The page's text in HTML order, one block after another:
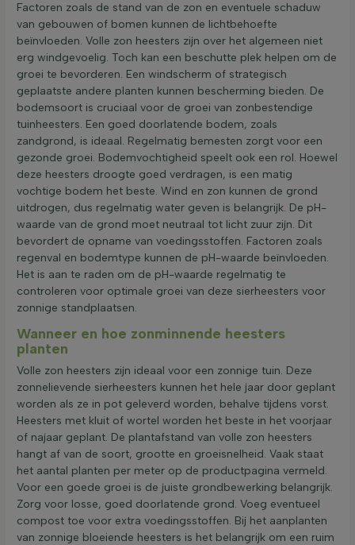
Factoren zoals de stand van de zon en eventuele schaduw
van gebouwen of bomen kunnen de lichtbehoefte
beïnvloeden. Volle zon heesters zijn over het algemeen niet
erg windgevoelig. Toch kan een beschutte plek helpen om de
groei te bevorderen. Een windscherm of strategisch
geplaatste andere planten kunnen bescherming bieden. De
bodemsoort is cruciaal voor de groei van zonbestendige
tuinheesters. Een goed doorlatende bodem, zoals
zandgrond, is ideaal. Regelmatig bemesten zorgt voor een
gezonde groei. Bodemvochtigheid speelt ook een rol. Hoewel
deze heesters droogte goed verdragen, is een matig
vochtige bodem het beste. Wind en zon kunnen de grond
uitdrogen, dus regelmatig water geven is belangrijk. De pH-
waarde van de grond moet neutraal tot licht zuur zijn. Dit
bevordert de opname van voedingsstoffen. Factoren zoals
regenval en bodemtype kunnen de pH-waarde beïnvloeden.
Het is aan te raden om de pH-waarde regelmatig te
controleren voor optimale groei van deze sierheesters voor
zonnige standplaatsen.
Wanneer en hoe zonminnende heesters
planten
Volle zon heesters zijn ideaal voor een zonnige tuin. Deze
zonnelievende sierheesters kunnen het hele jaar door geplant
worden als ze in pot geleverd worden, behalve tijdens vorst.
Heesters met kluit of wortel worden het beste in het voorjaar
of najaar geplant. De plantafstand van volle zon heesters
hangt af van de soort, grootte en groeisnelheid. Vaak staat
het aantal planten per meter op de productpagina vermeld.
Voor een goede groei is de juiste grondbewerking belangrijk.
Zorg voor losse, goed doorlatende grond. Voeg eventueel
compost toe voor extra voedingsstoffen. Bij het aanplanten
van zonnige bloeiende heesters is het belangrijk om een ruim